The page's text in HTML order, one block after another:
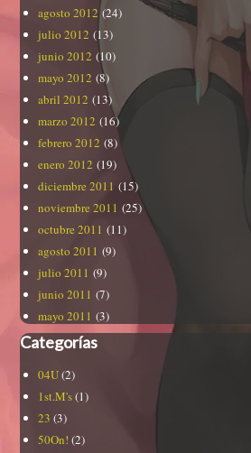
agosto 2012 (24)
julio 2012 (13)
junio 2012 (10)
mayo 2012 (8)
abril 2012 (13)
marzo 2012 (16)
febrero 2012 (8)
enero 2012 (19)
diciembre 2011 (15)
noviembre 2011 (25)
octubre 2011 (11)
agosto 2011 (9)
julio 2011 (9)
junio 2011 (7)
mayo 2011 (3)
Categorías
04U(2)
1st.M's(1)
23 (3)
50On! (2)